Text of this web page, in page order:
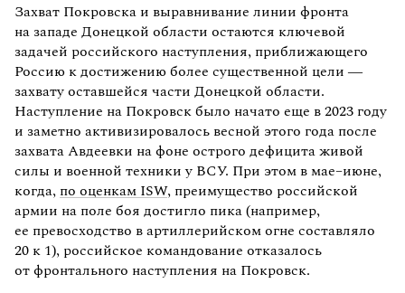
Захват Покровска и выравнивание линии фронта
на западе Донецкой области остаются ключевой
задачей российского наступления, приближающего
Россию к достижению более существенной цели —
захвату оставшейся части Донецкой области.
Наступление на Покровск было начато еще в 2023 году
и заметно активизировалось весной этого года после
захвата Авдеевки на фоне острого дефицита живой
силы и военной техники у ВСУ. При этом в мае–июне,
когда, по оценкам ISW, преимущество российской
армии на поле боя достигло пика (например,
ее превосходство в артиллерийском огне составляло
20 к 1), российское командование отказалось
от фронтального наступления на Покровск.